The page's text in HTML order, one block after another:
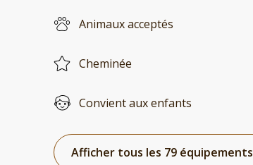
Animaux acceptés
Cheminée
Convient aux enfants
Afficher tous les 79 équipements